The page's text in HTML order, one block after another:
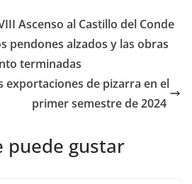
Ascenso al Castillo del Conde
pendones alzados y las obras
terminadas
exportaciones de pizarra en el
primer semestre de 2024
puede gustar